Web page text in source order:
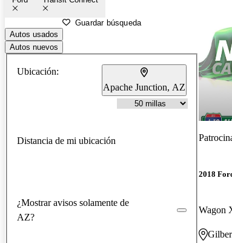
Guardar búsqueda
Autos usados
Autos nuevos
Ubicación:
Apache Junction, AZ
Distancia de mi ubicación
¿Mostrar avisos solamente de
AZ?
2018